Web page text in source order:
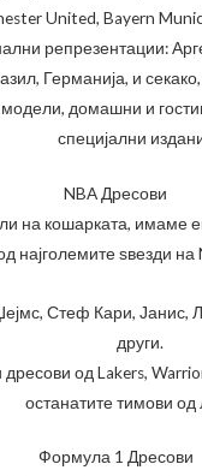
United, Bayern
репрезентации:
Германија, и
домашни и
специјални
NBA Дресови
на кошарката, имаме
најголемите ѕвезди на
Стеф Кари, Јанис,
други.
од Lakers,
останатите тимови од
Формула 1 Дресови